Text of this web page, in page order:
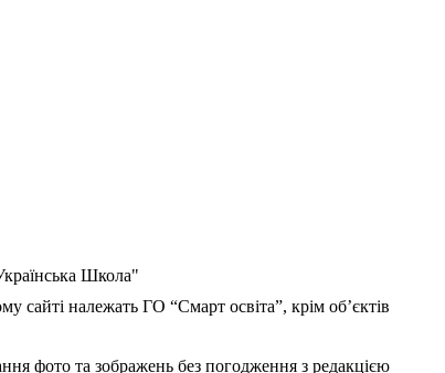
Школа"
сайті належать ГО “Смарт освіта”, крім об’єктів
фото та зображень без погодження з редакцією